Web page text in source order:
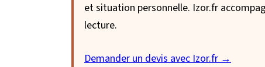
et situation personnelle. Izor.fr
lecture.
Demander un devis avec Izor.fr →